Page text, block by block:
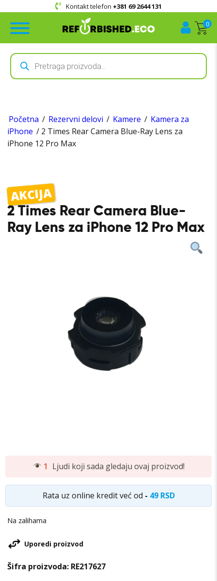
Kontakt telefon +381 69 2644 131
0
Products
search
Početna / Rezervni delovi / Kamere / Kamera za
iPhone / 2 Times Rear Camera Blue-Ray Lens za
iPhone 12 Pro Max
1 Ljudi koji sada gledaju ovaj proizvod!
Rata uz online kredit već od - 49 RSD
AKCIJA
2 Times Rear Camera Blue-
Ray Lens za iPhone 12 Pro Max
Na zalihama
Uporedi proizvod
Šifra proizvoda: RE217627